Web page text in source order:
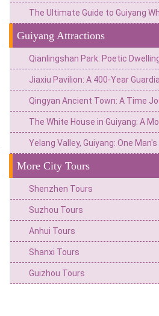
Guiyang Attractions
More City Tours
Shenzhen Tours
Suzhou Tours
Anhui Tours
Shanxi Tours
Guizhou Tours